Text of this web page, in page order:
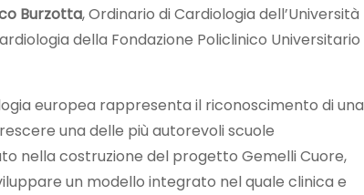
Burzotta, Ordinario di Cardiologia dell’Università
della Fondazione Policlinico Universitario
europea rappresenta il riconoscimento di una
una delle più autorevoli scuole
nella costruzione del progetto Gemelli Cuore,
un modello integrato nel quale clinica e